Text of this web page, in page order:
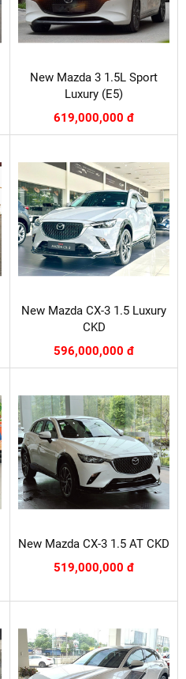
New Mazda 3 1.5L Sport
Luxury (E5)
619,000,000 đ
New Mazda CX-3 1.5 Luxury
CKD
596,000,000 đ
New Mazda CX-3 1.5 AT CKD
519,000,000 đ